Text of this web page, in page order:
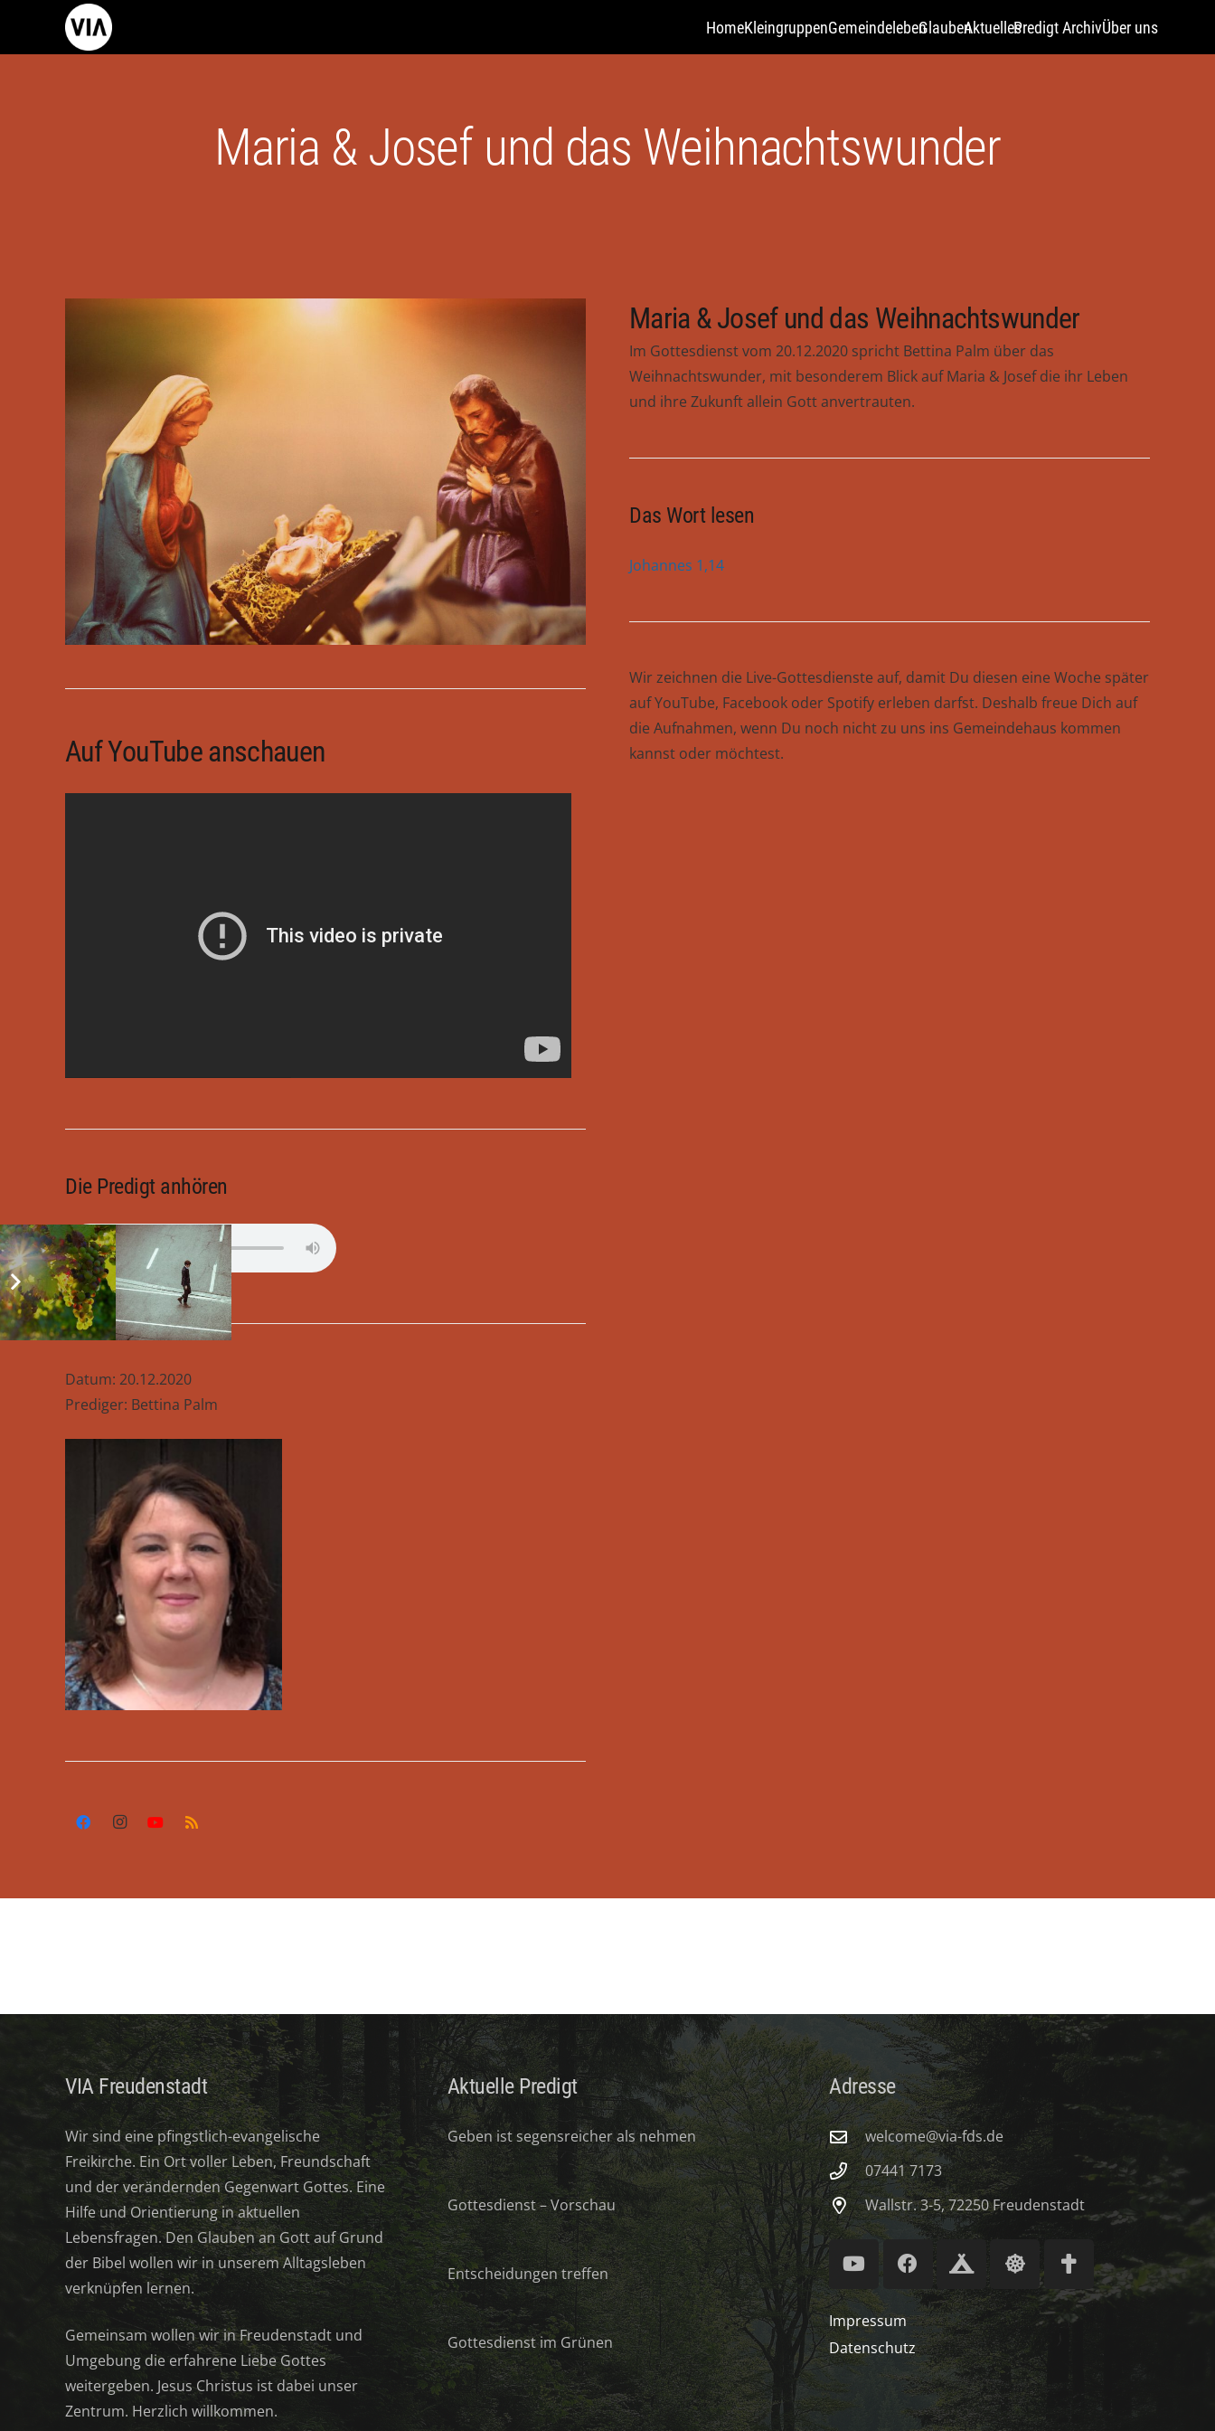
HomeKleingruppenGemeindelebenGlaubenAktuellesPredigt ArchivÜber uns
Maria & Josef und das Weihnachtswunder
Auf YouTube anschauen
Die Predigt anhören
Datum: 20.12.2020
Prediger: Bettina Palm
Maria & Josef und das Weihnachtswunder
Im Gottesdienst vom 20.12.2020 spricht Bettina Palm über das
Weihnachtswunder, mit besonderem Blick auf Maria & Josef die ihr Leben
und ihre Zukunft allein Gott anvertrauten.
Das Wort lesen
Johannes 1,14
Wir zeichnen die Live-Gottesdienste auf, damit Du diesen eine Woche später
auf YouTube, Facebook oder Spotify erleben darfst. Deshalb freue Dich auf
die Aufnahmen, wenn Du noch nicht zu uns ins Gemeindehaus kommen
kannst oder möchtest.
VIA Freudenstadt
Wir sind eine pfingstlich-evangelische
Freikirche. Ein Ort voller Leben, Freundschaft
und der verändernden Gegenwart Gottes. Eine
Hilfe und Orientierung in aktuellen
Lebensfragen. Den Glauben an Gott auf Grund
der Bibel wollen wir in unserem Alltagsleben
verknüpfen lernen.
Gemeinsam wollen wir in Freudenstadt und
Umgebung die erfahrene Liebe Gottes
weitergeben. Jesus Christus ist dabei unser
Zentrum. Herzlich willkommen.
Aktuelle Predigt
Geben ist segensreicher als nehmen
Gottesdienst – Vorschau
Entscheidungen treffen
Gottesdienst im Grünen
Adresse
welcome@via-fds.de
07441 7173
Wallstr. 3-5, 72250 Freudenstadt
Impressum
Datenschutz